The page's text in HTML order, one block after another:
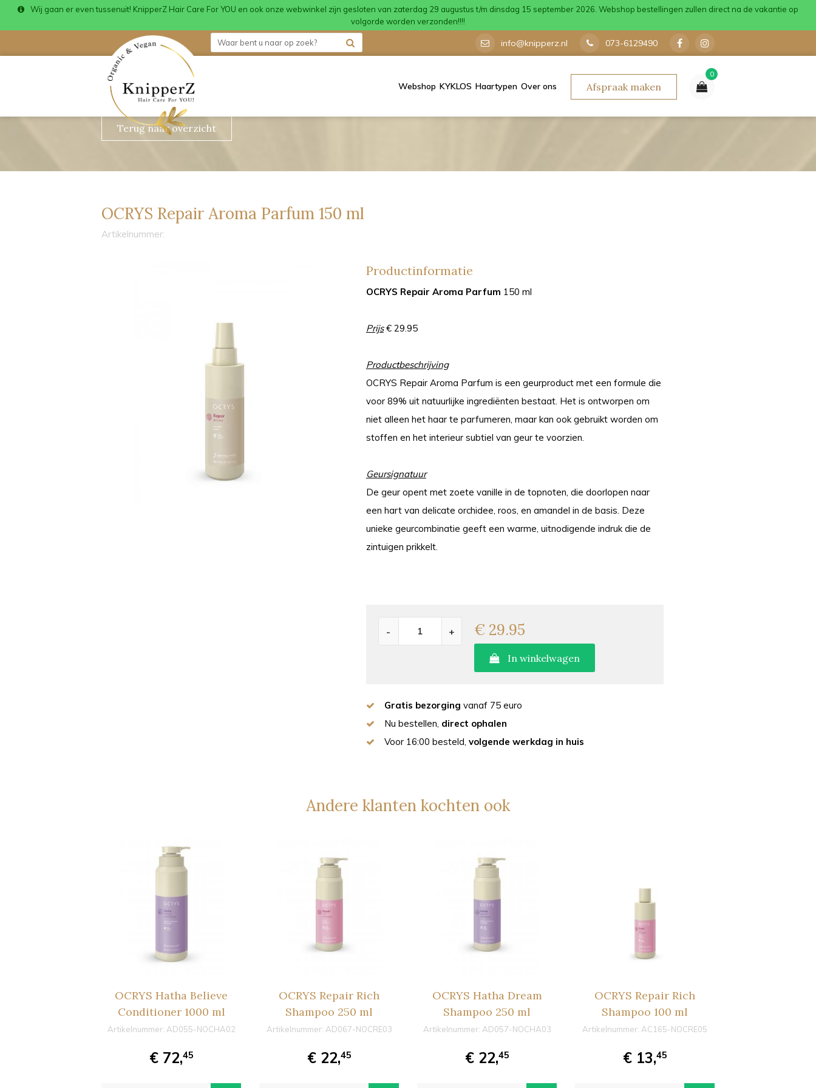
Wij gaan er even tussenuit! KnipperZ Hair Care For YOU en ook onze webwinkel zijn gesloten van zaterdag 29 augustus t/m dinsdag 15 september 2026. Webshop bestellingen zullen direct na de vakantie op
volgorde worden verzonden!!!!
info@knipperz.nl 073-6129490
Webshop KYKLOS Haartypen Over ons Afspraak maken
0
Terug naar overzicht
OCRYS Repair Aroma Parfum 150 ml
Artikelnummer:
Productinformatie
OCRYS Repair Aroma Parfum 150 ml
Prijs€ 29.95
Productbeschrijving
OCRYS Repair Aroma Parfum is een geurproduct met een formule die
voor 89% uit natuurlijke ingrediënten bestaat. Het is ontworpen om
niet alleen het haar te parfumeren, maar kan ook gebruikt worden om
stoffen en het interieur subtiel van geur te voorzien.
Geursignatuur
De geur opent met zoete vanille in de topnoten, die doorlopen naar
een hart van delicate orchidee, roos, en amandel in de basis. Deze
unieke geurcombinatie geeft een warme, uitnodigende indruk die de
zintuigen prikkelt.
- + € 29.95
In winkelwagen
Gratis bezorging vanaf 75 euro
Nu bestellen, direct ophalen
Voor 16:00 besteld, volgende werkdag in huis
Andere klanten kochten ook
OCRYS Hatha Believe
Conditioner 1000 ml
Artikelnummer: AD055-NOCHA02
€ 72,45
OCRYS Repair Rich
Shampoo 250 ml
Artikelnummer: AD067-NOCRE03
€ 22,45
OCRYS Hatha Dream
Shampoo 250 ml
Artikelnummer: AD057-NOCHA03
€ 22,45
OCRYS Repair Rich
Shampoo 100 ml
Artikelnummer: AC165-NOCRE05
€ 13,45